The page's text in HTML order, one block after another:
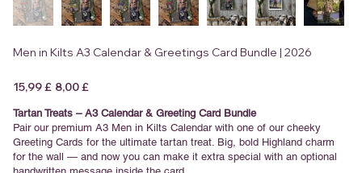
Men in Kilts A3 Calendar & Greetings Card Bundle | 2026
Prezzo
originale
15,99 £ Prezzo
scontato
8,00 £
Tartan Treats – A3 Calendar & Greeting Card Bundle
Pair our premium A3 Men in Kilts Calendar with one of our cheeky
Greeting Cards for the ultimate tartan treat. Big, bold Highland charm
for the wall — and now you can make it extra special with an optional